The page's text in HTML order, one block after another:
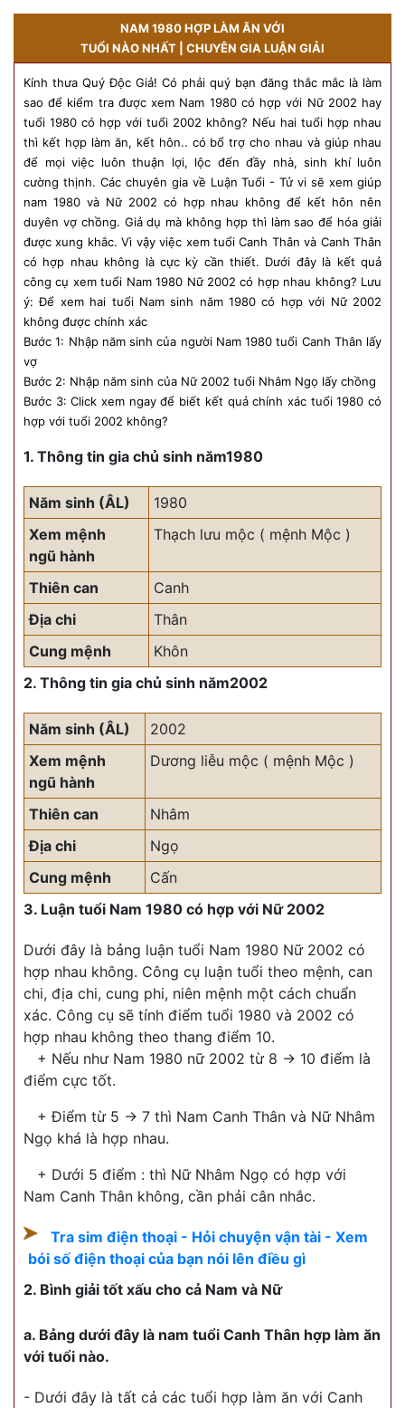
NAM 1980 HỢP LÀM ĂN VỚI
TUỔI NÀO NHẤT | CHUYÊN GIA LUẬN GIẢI
Kính thưa Quý Độc Giả! Có phải quý bạn đăng thắc mắc là làm
sao để kiểm tra được xem Nam 1980 có hợp với Nữ 2002 hay
tuổi 1980 có hợp với tuổi 2002 không? Nếu hai tuổi hợp nhau
thì kết hợp làm ăn, kết hôn.. có bổ trợ cho nhau và giúp nhau
để mọi việc luôn thuận lợi, lộc đến đầy nhà, sinh khí luôn
cường thịnh. Các chuyên gia về Luận Tuổi - Tử vi sẽ xem giúp
nam 1980 và Nữ 2002 có hợp nhau không để kết hôn nên
duyên vợ chồng. Giả dụ mà không hợp thì làm sao để hóa giải
được xung khắc. Vì vậy việc xem tuổi Canh Thân và Canh Thân
có hợp nhau không là cực kỳ cần thiết. Dưới đây là kết quả
công cụ xem tuổi Nam 1980 Nữ 2002 có hợp nhau không? Lưu
ý: Để xem hai tuổi Nam sinh năm 1980 có hợp với Nữ 2002
không được chính xác
Bước 1: Nhập năm sinh của người Nam 1980 tuổi Canh Thân lấy
vợ
Bước 2: Nhập năm sinh của Nữ 2002 tuổi Nhâm Ngọ lấy chồng
Bước 3: Click xem ngay để biết kết quả chính xác tuổi 1980 có
hợp với tuổi 2002 không?
1. Thông tin gia chủ sinh năm1980
Năm sinh (ÂL)
1980
Xem mệnh
ngũ hành
Thạch lưu mộc ( mệnh Mộc )
Thiên can
Canh
Địa chi
Thân
Cung mệnh
Khôn
2. Thông tin gia chủ sinh năm2002
Năm sinh (ÂL)
2002
Xem mệnh
ngũ hành
Dương liễu mộc ( mệnh Mộc )
Thiên can
Nhâm
Địa chi
Ngọ
Cung mệnh
Cấn
3. Luận tuổi Nam 1980 có hợp với Nữ 2002
Dưới đây là bảng luận tuổi Nam 1980 Nữ 2002 có
hợp nhau không. Công cụ luận tuổi theo mệnh, can
chi, địa chi, cung phi, niên mệnh một cách chuẩn
xác. Công cụ sẽ tính điểm tuổi 1980 và 2002 có
hợp nhau không theo thang điểm 10.
+ Nếu như Nam 1980 nữ 2002 từ 8 -> 10 điểm là
điểm cực tốt.
+ Điểm từ 5 -> 7 thì Nam Canh Thân và Nữ Nhâm
Ngọ khá là hợp nhau.
+ Dưới 5 điểm : thì Nữ Nhâm Ngọ có hợp với
Nam Canh Thân không, cần phải cân nhắc.
Tra sim điện thoại - Hỏi chuyện vận tài - Xem
bói số điện thoại của bạn nói lên điều gì
2. Bình giải tốt xấu cho cả Nam và Nữ
a. Bảng dưới đây là nam tuổi Canh Thân hợp làm ăn
với tuổi nào.
- Dưới đây là tất cả các tuổi hợp làm ăn với Canh